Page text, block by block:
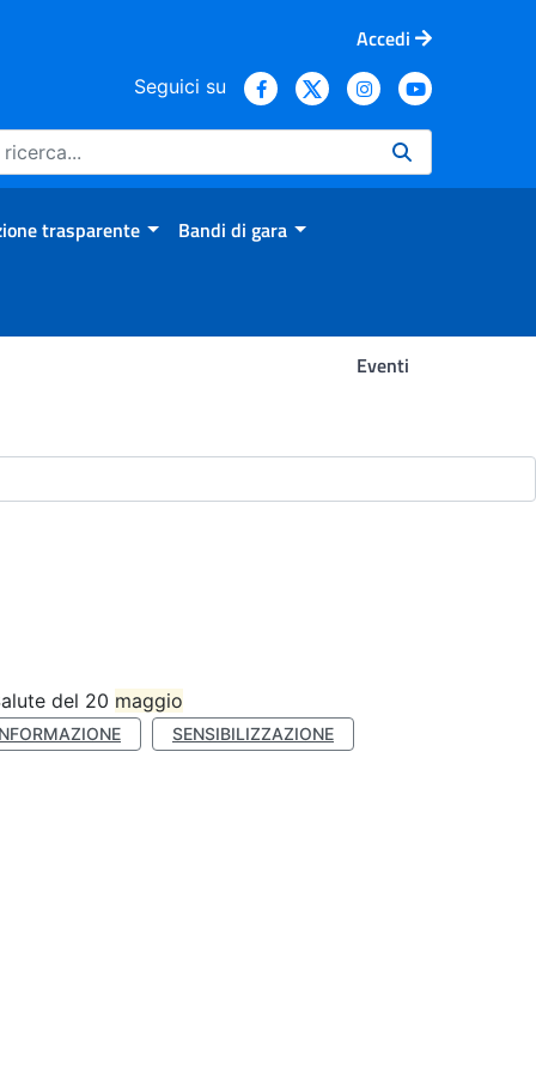
Accedi
Seguici su
trasparente Bandi di gara
Eventi
del 20 maggio
SENSIBILIZZAZIONE